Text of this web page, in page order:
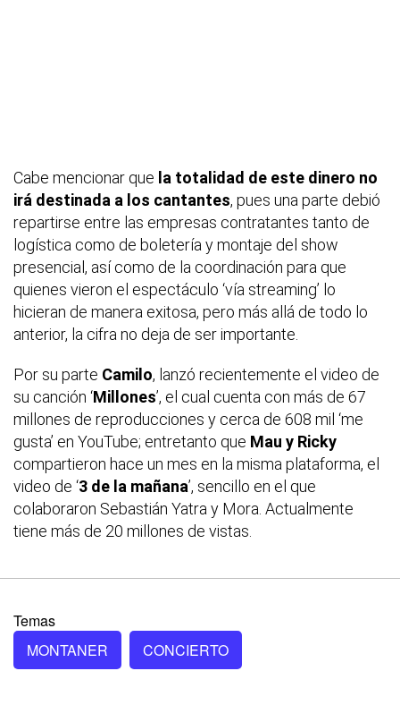
Cabe mencionar que la totalidad de este dinero no
irá destinada a los cantantes, pues una parte debió
repartirse entre las empresas contratantes tanto de
logística como de boletería y montaje del show
presencial, así como de la coordinación para que
quienes vieron el espectáculo ‘vía streaming’ lo
hicieran de manera exitosa, pero más allá de todo lo
anterior, la cifra no deja de ser importante.
Por su parte Camilo, lanzó recientemente el video de
su canción ‘Millones’, el cual cuenta con más de 67
millones de reproducciones y cerca de 608 mil ‘me
gusta’ en YouTube; entretanto que Mau y Ricky
compartieron hace un mes en la misma plataforma, el
video de ‘3 de la mañana’, sencillo en el que
colaboraron Sebastián Yatra y Mora. Actualmente
tiene más de 20 millones de vistas.
Temas
MONTANER
CONCIERTO